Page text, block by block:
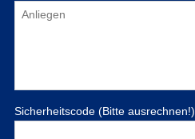
Sicherheitscode (Bitte ausrechnen!)